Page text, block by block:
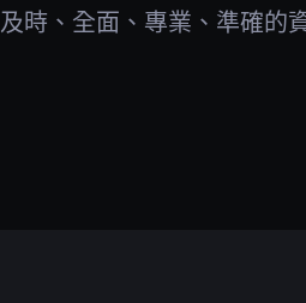
及時、全面、專業、準確的